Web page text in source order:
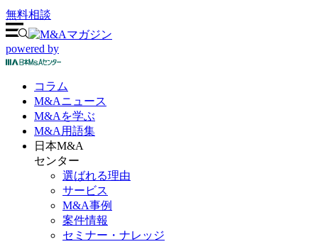
無料相談
powered by
コラム
M&Aニュース
M&Aを学ぶ
M&A 用語集
日本M&A
センター
選ばれる理由
サービス
M&A事例
案件情報
セミナー・ナレッジ